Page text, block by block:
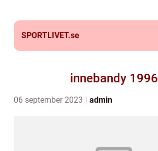
SPORTLIVET.se
innebandy 1996
06 september 2023 admin